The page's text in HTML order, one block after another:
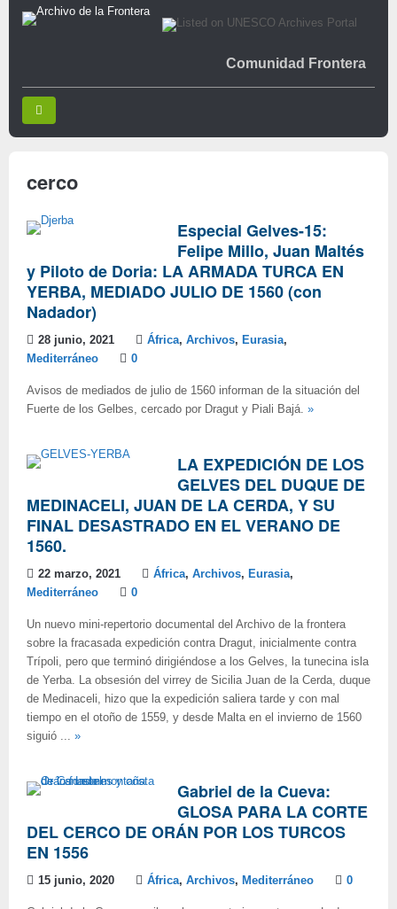
Comunidad Frontera
cerco
Especial Gelves-15:
Felipe Millo, Juan Maltés
y Piloto de Doria: LA ARMADA TURCA EN
YERBA, MEDIADO JULIO DE 1560 (con
Nadador)
28 junio, 2021 África, Archivos, Eurasia,
Mediterráneo
0
Avisos de mediados de julio de 1560 informan de la situación del
Fuerte de los Gelbes, cercado por Dragut y Piali Bajá. »
LA EXPEDICIÓN DE LOS
GELVES DEL DUQUE DE
MEDINACELI, JUAN DE LA CERDA, Y SU
FINAL DESASTRADO EN EL VERANO DE
1560.
22 marzo, 2021 África, Archivos, Eurasia,
Mediterráneo
0
Un nuevo mini-repertorio documental del Archivo de la frontera
sobre la fracasada expedición contra Dragut, inicialmente contra
Trípoli, pero que terminó dirigiéndose a los Gelves, la tunecina isla
de Yerba. La obsesión del virrey de Sicilia Juan de la Cerda, duque
de Medinaceli, hizo que la expedición saliera tarde y con mal
tiempo en el otoño de 1559, y desde Malta en el invierno de 1560
siguió ... »
Gabriel de la Cueva:
GLOSA PARA LA CORTE
DEL CERCO DE ORÁN POR LOS TURCOS
EN 1556
15 junio, 2020 África, Archivos, Mediterráneo 0